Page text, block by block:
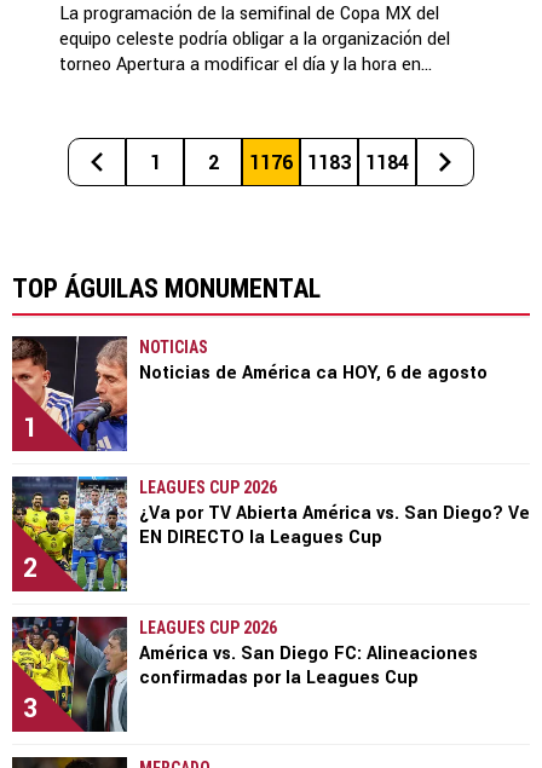
La programación de la semifinal de Copa MX del
equipo celeste podría obligar a la organización del
torneo Apertura a modificar el día y la hora en...
1 2 1176 1183 1184
TOP ÁGUILAS MONUMENTAL
1
NOTICIAS
Noticias de América ca HOY, 6 de agosto
2
LEAGUES CUP 2026
¿Va por TV Abierta América vs. San Diego? Ve
EN DIRECTO la Leagues Cup
3
LEAGUES CUP 2026
América vs. San Diego FC: Alineaciones
confirmadas por la Leagues Cup